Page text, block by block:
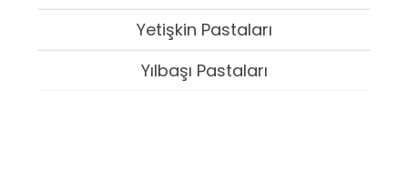
Yetişkin Pastaları
Yılbaşı Pastaları